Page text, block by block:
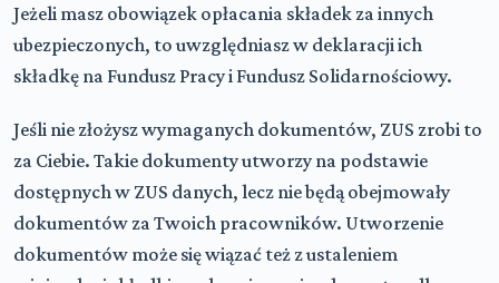
Jeżeli masz obowiązek opłacania składek za innych
ubezpieczonych, to uwzględniasz w deklaracji ich
składkę na Fundusz Pracy i Fundusz Solidarnościowy.
Jeśli nie złożysz wymaganych dokumentów, ZUS zrobi to
za Ciebie. Takie dokumenty utworzy na podstawie
dostępnych w ZUS danych, lecz nie będą obejmowały
dokumentów za Twoich pracowników. Utworzenie
dokumentów może się wiązać też z ustaleniem